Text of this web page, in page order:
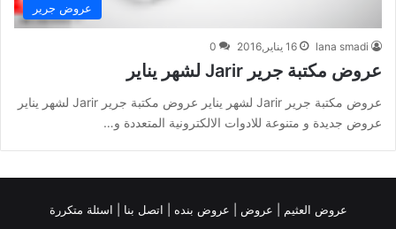
عروض جرير
lana smadi 16 يناير,2016 0
عروض مكتبة جرير Jarir لشهر يناير
عروض مكتبة جرير Jarir لشهر يناير عروض مكتبة جرير Jarir لشهر يناير
عروض جديدة و متنوعة للادوات الالكترونية المتعددة و…
عروض العثيم عروض عروض بنده | اتصل بنا | اسئلة متكررة